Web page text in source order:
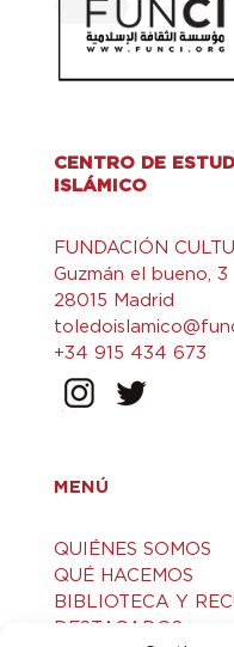
CENTRO DE
ISLÁMICO
FUNDACIÓN
Guzmán el bueno, 3
28015 Madrid
+34 915 434 673
MENÚ
QUIÉNES SOMOS
QUÉ HACEMOS
BIBLIOTECA Y
DESTACADOS